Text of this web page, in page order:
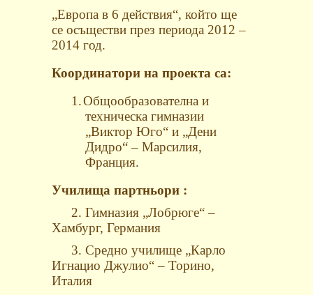
„Европа в 6 действия“, който ще
се осъществи през периода 2012 –
2014 год.
Координатори на проекта са:
1.Общообразователна и
техническа гимназии
„Виктор Юго“ и „Дени
Дидро“ – Марсилия,
Франция.
Училища партньори :
2. Гимназия „Лобрюге“ –
Хамбург, Германия
3. Средно училище „Карло
Игнацио Джулио“ – Торино,
Италия